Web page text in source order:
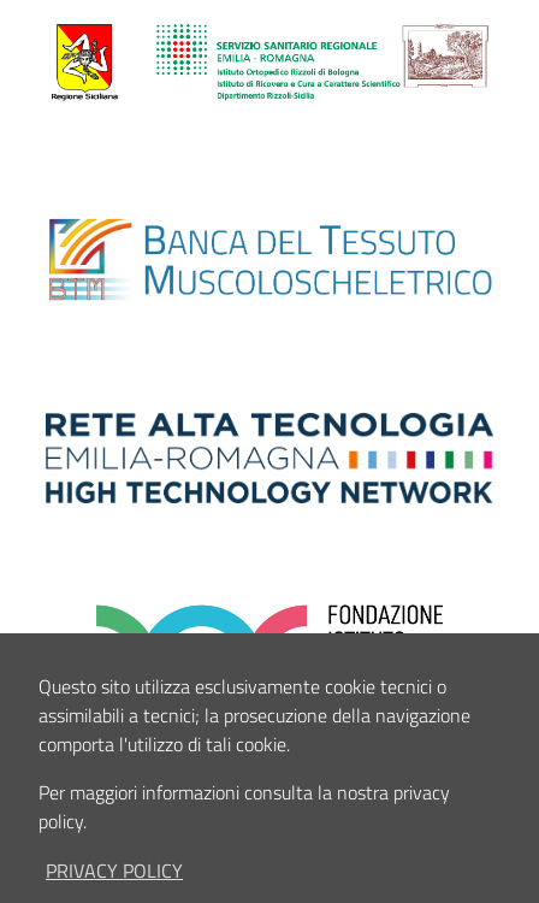
Questo sito utilizza esclusivamente cookie tecnici o
assimilabili a tecnici; la prosecuzione della navigazione
comporta l'utilizzo di tali cookie.
Per maggiori informazioni consulta la nostra privacy
policy.
PRIVACY POLICY